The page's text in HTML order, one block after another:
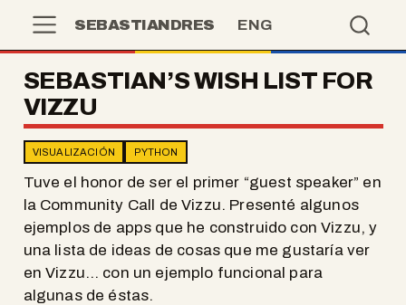
SEBASTIANDRES ENG
SEBASTIAN’S WISH LIST FOR
VIZZU
VISUALIZACIÓN PYTHON
Tuve el honor de ser el primer “guest speaker” en
la Community Call de Vizzu. Presenté algunos
ejemplos de apps que he construido con Vizzu, y
una lista de ideas de cosas que me gustaría ver
en Vizzu… con un ejemplo funcional para
algunas de éstas.